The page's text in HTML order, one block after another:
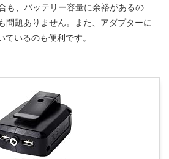
も、バッテリー容量に余裕があるの
問題ありません。また、アダプターに
いるのも便利です。